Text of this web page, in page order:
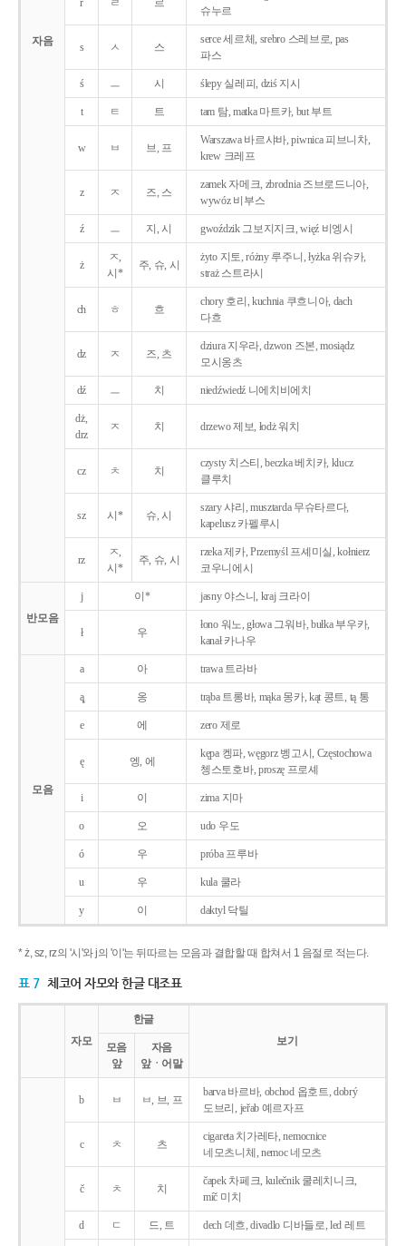
자음
r ㄹ 르
슈누르
s ㅅ 스
serce 세르체, srebro 스레브로, pas
파스
ś ㅡ 시 ślepy 실레피, dziś 지시
t ㅌ 트 tam 탐, matka 마트카, but 부트
w ㅂ 브, 프
Warszawa 바르샤바, piwnica 피브니차,
krew 크레프
z ㅈ 즈, 스
zamek 자메크, zbrodnia 즈브로드니아,
wywóz 비부스
ź ㅡ 지, 시 gwoździk 그보지지크, więź 비엥시
ż
ㅈ,
시*
주, 슈, 시
żyto 지토, różny 루주니, łyżka 위슈카,
straż 스트라시
ch ㅎ 흐
chory 호리, kuchnia 쿠흐니아, dach
다흐
dz ㅈ 즈, 츠
dziura 지우라, dzwon 즈본, mosiądz
모시옹츠
dź ㅡ 치 niedźwiedź 니에치비에치
dż,
drz
ㅈ 치 drzewo 제보, łodż 워치
cz ㅊ 치
czysty 치스티, beczka 베치카, klucz
클루치
sz 시* 슈, 시
szary 샤리, musztarda 무슈타르다,
kapelusz 카펠루시
rz
ㅈ,
시*
주, 슈, 시
rzeka 제카, Przemyśl 프셰미실, kołnierz
코우니에시
반모음
j 이* jasny 야스니, kraj 크라이
ł 우
łono 워노, głowa 그워바, bułka 부우카,
kanał 카나우
모음
a 아 trawa 트라바
ą̨ 옹 trąba 트롱바, mąka 몽카, kąt 콩트, tą 통
e 에 zero 제로
ę 엥, 에
kępa 켕파, węgorz 벵고시, Częstochowa
쳉스토호바, proszę 프로셰
i 이 zima 지마
o 오 udo 우도
ó 우 próba 프루바
u 우 kula 쿨라
y 이 daktyl 닥틸
* ż, sz, rz의 '시'와 j의 '이'는 뒤따르는 모음과 결합할 때 합쳐서 1 음절로 적는다.
표 7 체코어 자모와 한글 대조표
자모
한글
보기
모음
앞
자음
앞ㆍ어말
b ㅂ ㅂ, 브, 프
barva 바르바, obchod 옵호트, dobrý
도브리, jeřab 예르자프
c ㅊ 츠
cigareta 치가레타, nemocnice
네모츠니체, nemoc 네모츠
č ㅊ 치
čapek 차페크, kulečnik 쿨레치니크,
míč 미치
d ㄷ 드, 트 dech 데흐, divadlo 디바들로, led 레트